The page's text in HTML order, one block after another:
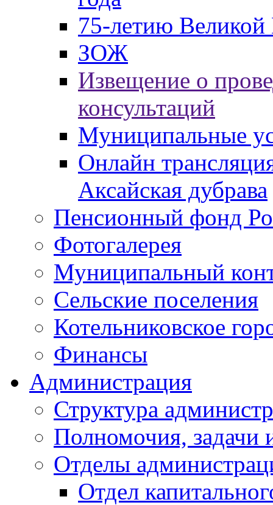
75-летию
ЗОЖ
Извещение о
консультаций
Муниципальные
Онлайн
Аксайская дубрава
Пенсионный фонд
Фотогалерея
Муниципальный
Сельские поселения
Котельниковское
Финансы
Администрация
Структура
Полномочия, задачи
Отделы
Отдел